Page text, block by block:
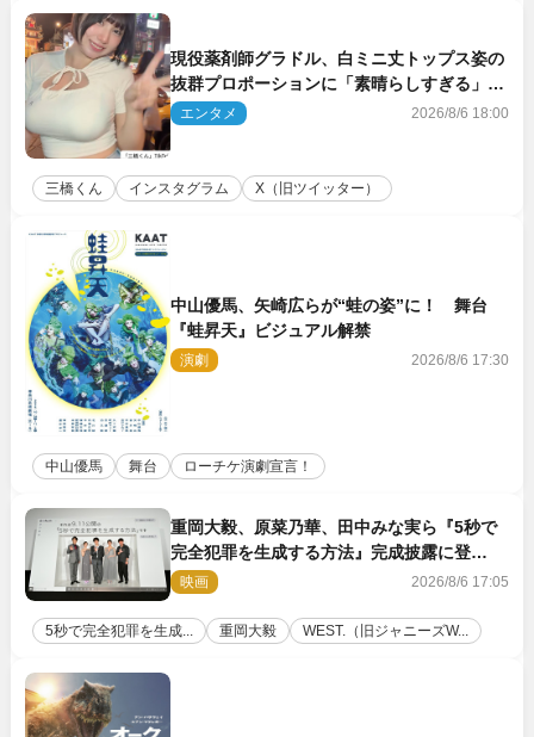
現役薬剤師グラドル、白ミニ丈トップス姿の
抜群プロポーションに「素晴らしすぎる」
「すっっっご！」とネット絶賛
エンタメ 2026/8/6 18:00
三橋くん インスタグラム X（旧ツイッター）
中山優馬、矢崎広らが“蛙の姿”に！ 舞台
『蛙昇天』ビジュアル解禁
演劇 2026/8/6 17:30
中山優馬 舞台 ローチケ演劇宣言！
重岡大毅、原菜乃華、田中みな実ら『5秒で
完全犯罪を生成する方法』完成披露に登
壇！ それぞれのAI活用術も発表
映画 2026/8/6 17:05
5秒で完全犯罪を生成... 重岡大毅 WEST.（旧ジャニーズW...